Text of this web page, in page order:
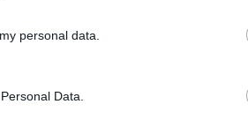
personal data.
Data.